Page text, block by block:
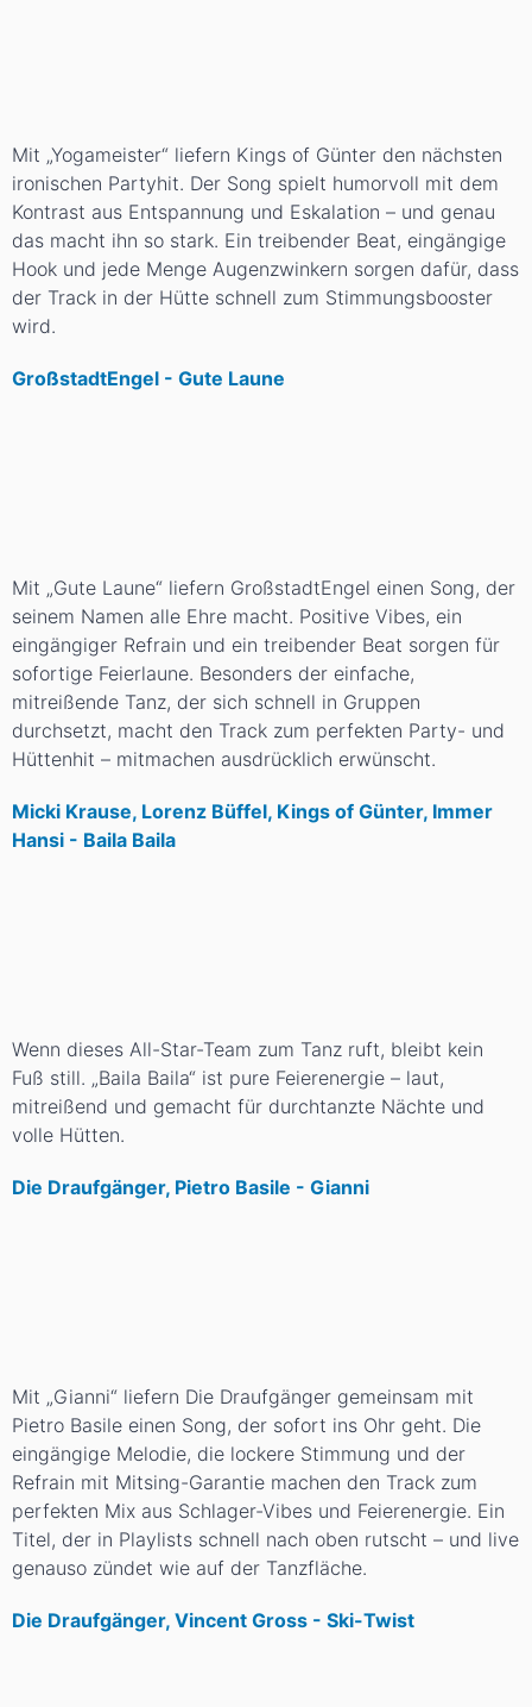
Mit „Yogameister“ liefern Kings of Günter den nächsten
ironischen Partyhit. Der Song spielt humorvoll mit dem
Kontrast aus Entspannung und Eskalation – und genau
das macht ihn so stark. Ein treibender Beat, eingängige
Hook und jede Menge Augenzwinkern sorgen dafür, dass
der Track in der Hütte schnell zum Stimmungsbooster
wird.
GroßstadtEngel - Gute Laune
Mit „Gute Laune“ liefern GroßstadtEngel einen Song, der
seinem Namen alle Ehre macht. Positive Vibes, ein
eingängiger Refrain und ein treibender Beat sorgen für
sofortige Feierlaune. Besonders der einfache,
mitreißende Tanz, der sich schnell in Gruppen
durchsetzt, macht den Track zum perfekten Party- und
Hüttenhit – mitmachen ausdrücklich erwünscht.
Micki Krause, Lorenz Büffel, Kings of Günter, Immer
Hansi - Baila Baila
Wenn dieses All-Star-Team zum Tanz ruft, bleibt kein
Fuß still. „Baila Baila“ ist pure Feierenergie – laut,
mitreißend und gemacht für durchtanzte Nächte und
volle Hütten.
Die Draufgänger, Pietro Basile - Gianni
Mit „Gianni“ liefern Die Draufgänger gemeinsam mit
Pietro Basile einen Song, der sofort ins Ohr geht. Die
eingängige Melodie, die lockere Stimmung und der
Refrain mit Mitsing-Garantie machen den Track zum
perfekten Mix aus Schlager-Vibes und Feierenergie. Ein
Titel, der in Playlists schnell nach oben rutscht – und live
genauso zündet wie auf der Tanzfläche.
Die Draufgänger, Vincent Gross - Ski-Twist